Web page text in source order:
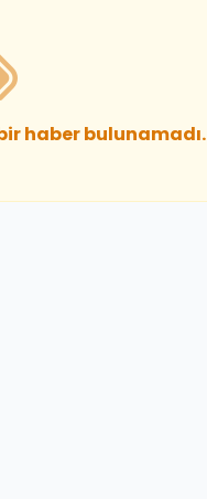
haber bulunamadı.